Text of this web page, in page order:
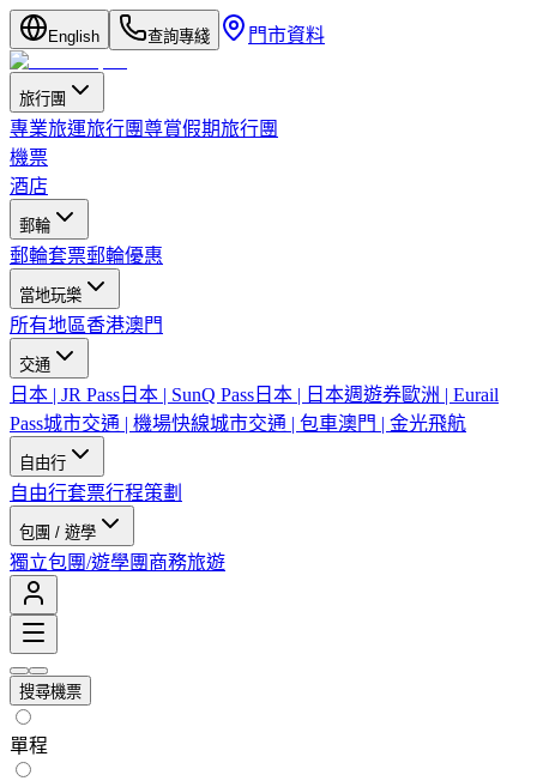
English 查詢專綫 門市資料
旅行團
專業旅運旅行團尊賞假期旅行團
機票
酒店
郵輪
郵輪套票郵輪優惠
當地玩樂
所有地區香港澳門
交通
日本 | JR Pass 日本 | SunQ Pass 日本 | 日本週遊券歐洲 | Eurail
Pass城市交通 | 機場快線城市交通 | 包車澳門 | 金光飛航
自由行
自由行套票行程策劃
包團 / 遊學
獨立包團/遊學團 商務旅遊
搜尋機票
單程